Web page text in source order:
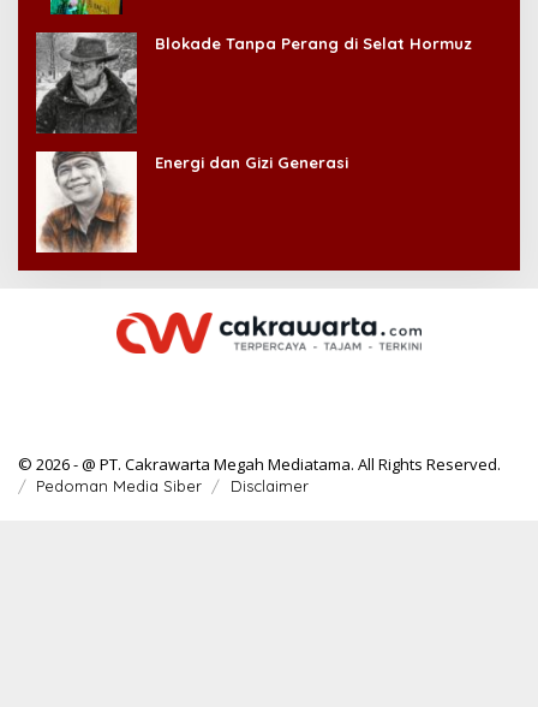
Blokade Tanpa Perang di Selat Hormuz
Energi dan Gizi Generasi
© 2026 - @ PT. Cakrawarta Megah Mediatama. All Rights Reserved.
Pedoman Media Siber Disclaimer